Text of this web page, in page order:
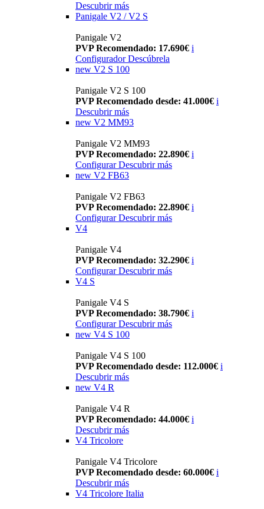
Descubrir más
Panigale V2 / V2 S
Panigale V2
PVP Recomendado: 17.690€ i
Configurador Descúbrela
new V2 S 100
Panigale V2 S 100
PVP Recomendado desde: 41.000€ i
Descubrir más
new V2 MM93
Panigale V2 MM93
PVP Recomendado: 22.890€ i
Configurar Descubrir más
new V2 FB63
Panigale V2 FB63
PVP Recomendado: 22.890€ i
Configurar Descubrir más
V4
Panigale V4
PVP Recomendado: 32.290€ i
Configurar Descubrir más
V4 S
Panigale V4 S
PVP Recomendado: 38.790€ i
Configurar Descubrir más
new V4 S 100
Panigale V4 S 100
PVP Recomendado desde: 112.000€ i
Descubrir más
new V4 R
Panigale V4 R
PVP Recomendado: 44.000€ i
Descubrir más
V4 Tricolore
Panigale V4 Tricolore
PVP Recomendado desde: 60.000€ i
Descubrir más
V4 Tricolore Italia